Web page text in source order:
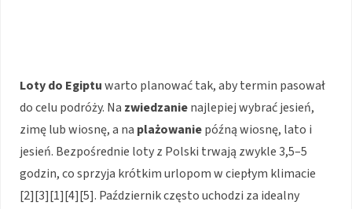
Loty do Egiptuwarto planować tak, aby termin pasował
do celu podróży. Na zwiedzanienajlepiej wybrać jesień,
zimę lub wiosnę, a na plażowaniepóźną wiosnę, lato i
jesień. Bezpośrednie loty z Polski trwają zwykle 3,5–5
godzin, co sprzyja krótkim urlopom w ciepłym klimacie
[2][3][1][4][5]. Październik często uchodzi za idealny